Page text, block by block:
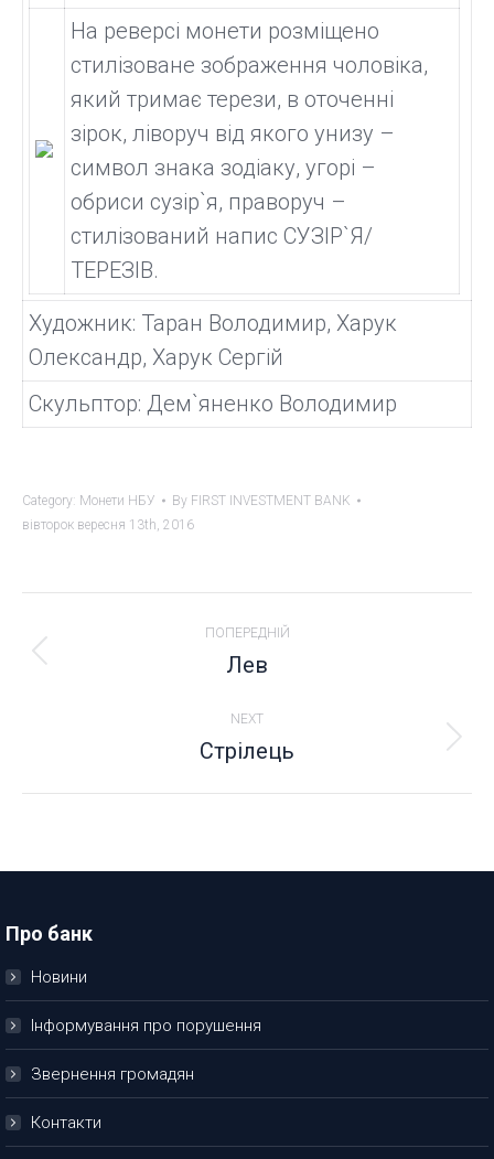
На реверсі монети розміщено
стилізоване зображення чоловіка,
який тримає терези, в оточенні
зірок, ліворуч від якого унизу –
символ знака зодіаку, угорі –
обриси сузір`я, праворуч –
стилізований напис СУЗІР`Я/
ТЕРЕЗІВ.
Художник: Таран Володимир, Харук
Олександр, Харук Сергій
Скульптор: Дем`яненко Володимир
Category: Монети НБУ By FIRST INVESTMENT BANK
вівторок вересня 13th, 2016
NAVIGATION
ПОПЕРЕДНІЙ
Previous
Лев
NEXT
Next
project:
Стрілець
Про банк
Новини
Інформування про порушення
Звернення громадян
Контакти